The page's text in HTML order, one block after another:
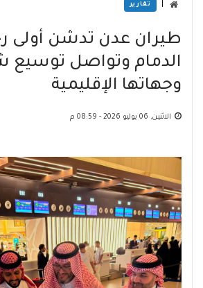
تقارير
طيران عدن تدشن أولى
الدمام وتواصل توسيع
وجهاتها الإقليمية
الاثنين, 06 يوليو 2026 - 08:59 م